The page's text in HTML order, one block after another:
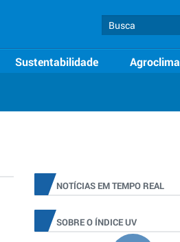
Sustentabilidade Agroclima
NOTÍCIAS EM TEMPO REAL
SOBRE O ÍNDICE UV